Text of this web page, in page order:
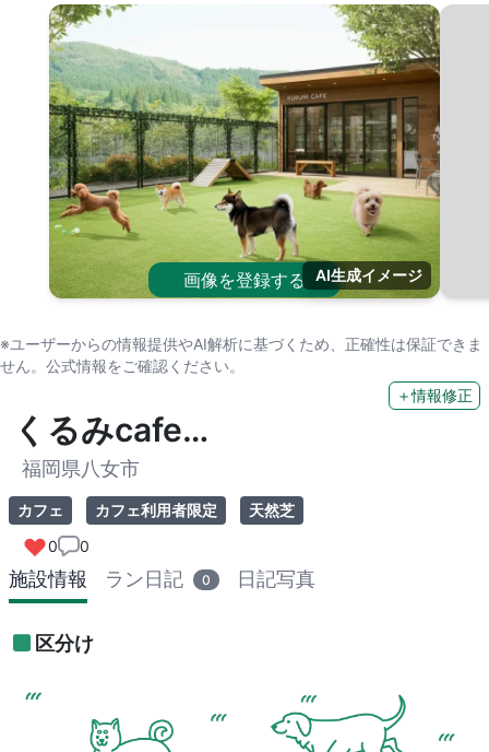
画像を登録する AI生成イメージ
※ユーザーからの情報提供やAI解析に基づくため、正確性は保証できま
せん。公式情報をご確認ください。
＋情報修正
くるみcafe…
福岡県八女市
カフェ カフェ利用者限定
天然芝
0
0
施設情報 ラン日記 0 日記写真
区分け